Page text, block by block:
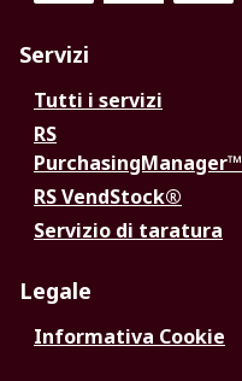
Servizi
Tutti i servizi
RS
PurchasingManager™
RS VendStock®
Servizio di taratura
Legale
Informativa Cookie